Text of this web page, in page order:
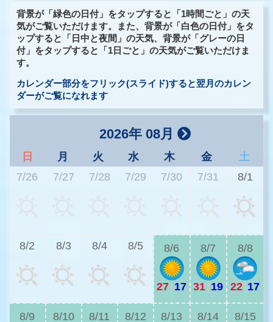
背景が「緑色の日付」をタップすると「1時間ごと」の天
気がご覧いただけます。また、背景が「白色の日付」をタ
ップすると「日中と夜間」の天気、背景が「グレーの日
付」をタップすると「1日ごと」の天気がご覧いただけま
す。
カレンダー部分をフリック(スライド)すると翌月のカレン
ダーがご覧になれます
2026年 08月
日 月 火 水 木 金
土
7/26
7/27 7/28 7/29 7/30 7/31 8/1
8/2 8/3 8/4 8/5 8/6
27| 17
8/7
31| 19
8/8
22|17
8/9 8/10 8/11 8/12 8/13 8/14 8/15